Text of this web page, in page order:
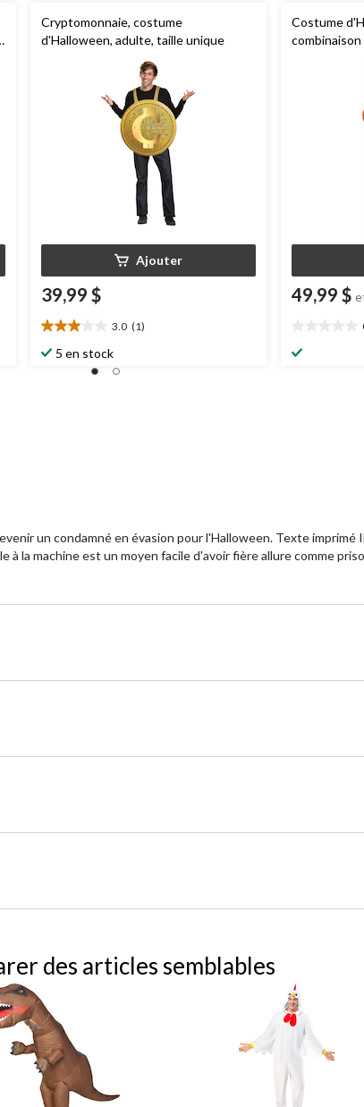
Cryptomonnaie, costume
d'Halloween, adulte, taille unique
Ajouter
39,99 $
3.0 (1)
3.0
étoile(s)
5 en stock
Costume
avec
49,99 $
étoile(s)
un condamné en évasion pour l'Halloween. Texte imprimé
la machine est un moyen facile d'avoir fière allure comme
des articles semblables